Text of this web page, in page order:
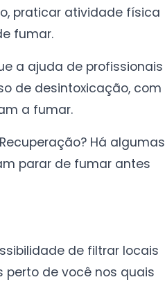
praticar atividade física
fumar.
a ajuda de profissionais
de desintoxicação, com
a fumar.
Há algumas
parar de fumar antes
de filtrar locais
perto de você nos quais